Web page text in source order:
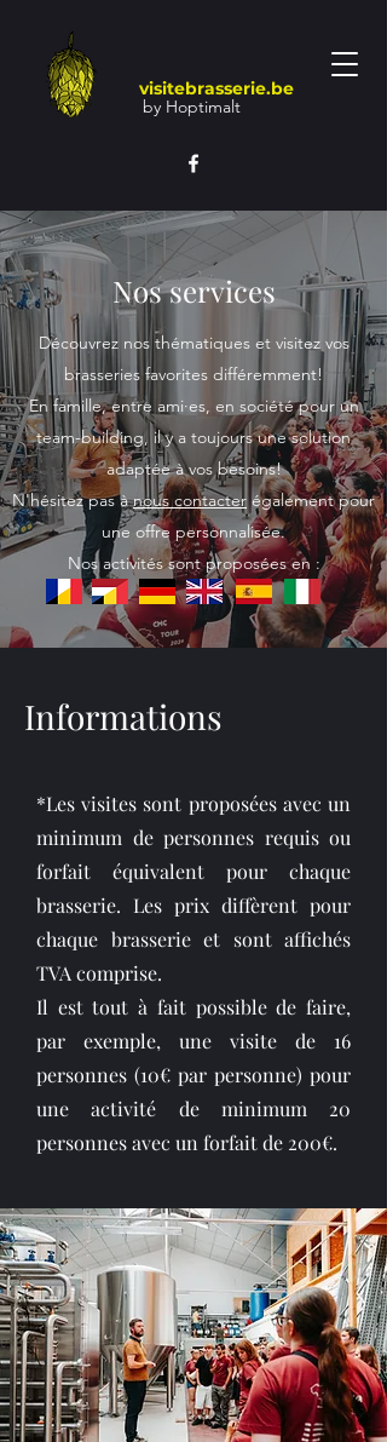
visitebrasserie.be
by Hoptimalt
Nos services
Découvrez nos thématiques et visitez vos
brasseries favorites différemment!
En famille, entre ami·es, en société pour un
team-building, il y a toujours une solution
adaptée à vos besoins!
N'hésitez pas ànous contacter également pour
une offre personnalisée.
Nos activités sont proposées en :
Informations
*Les visites sont proposées avec un
minimum de personnes requis ou
forfait équivalent pour chaque
brasserie. Les prix diffèrent pour
chaque brasserie et sont affichés
TVA comprise.
Il est tout à fait possible de faire,
par exemple, une visite de 16
personnes (10€ par personne) pour
une activité de minimum 20
personnes avec un forfait de 200€.